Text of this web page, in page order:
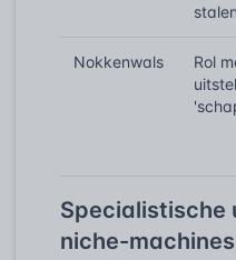
Nokkenwals
Rol
Specialistische
niche-machines